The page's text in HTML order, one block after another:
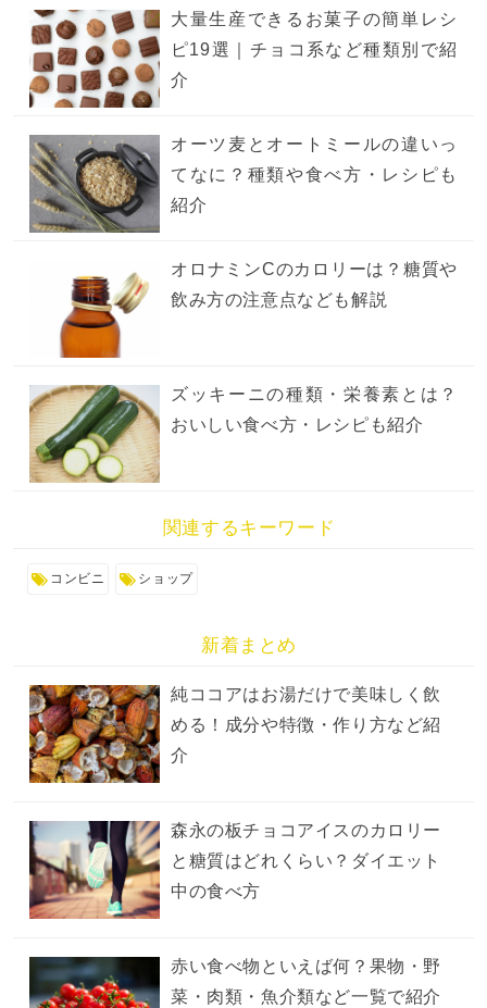
大量生産できるお菓子の簡単レシ
ピ19選｜チョコ系など種類別で紹
介
オーツ麦とオートミールの違いっ
てなに？種類や食べ方・レシピも
紹介
オロナミンCのカロリーは？糖質や
飲み方の注意点なども解説
ズッキーニの種類・栄養素とは？
おいしい食べ方・レシピも紹介
関連するキーワード
コンビニ ショップ
新着まとめ
純ココアはお湯だけで美味しく飲
める！成分や特徴・作り方など紹
介
森永の板チョコアイスのカロリー
と糖質はどれくらい？ダイエット
中の食べ方
赤い食べ物といえば何？果物・野
菜・肉類・魚介類など一覧で紹介